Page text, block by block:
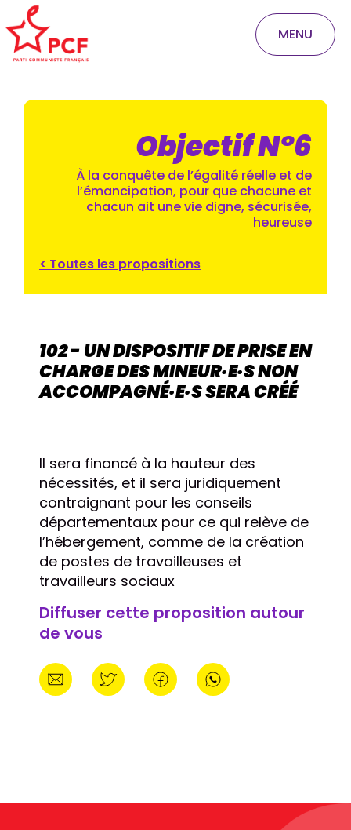
MENU
Objectif N°6
À la conquête de l’égalité réelle et de
l’émancipation, pour que chacune et
chacun ait une vie digne, sécurisée,
heureuse
< Toutes les propositions
102 - UN DISPOSITIF DE PRISE EN
CHARGE DES MINEUR·E·S NON
ACCOMPAGNÉ·E·S SERA CRÉÉ
Il sera financé à la hauteur des
nécessités, et il sera juridiquement
contraignant pour les conseils
départementaux pour ce qui relève de
l’hébergement, comme de la création
de postes de travailleuses et
travailleurs sociaux
Diffuser cette proposition autour
de vous